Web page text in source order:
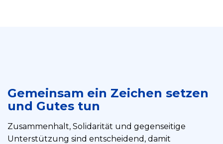
Gemeinsam ein Zeichen setzen
und Gutes tun
Zusammenhalt, Solidarität und gegenseitige
Unterstützung sind entscheidend, damit